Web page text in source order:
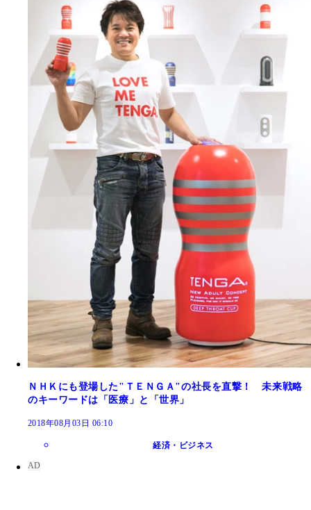
ＮＨＫにも登場した"ＴＥＮＧＡ"の社長を直撃！ 未来戦略
のキーワードは「医療」と「世界」
2018年08月03日 06:10
経済・ビジネス